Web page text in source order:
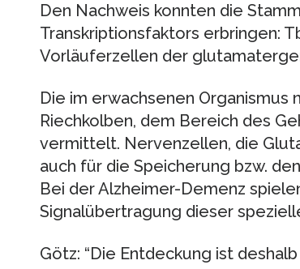
Den Nachweis konnten die
Transkriptionsfaktors erbringen:
Vorläuferzellen der
Die im erwachsenen
Riechkolben, dem Bereich des
vermittelt. Nervenzellen, die
auch für die Speicherung bzw.
Bei der Alzheimer-Demenz
Signalübertragung dieser
Götz: “Die Entdeckung ist